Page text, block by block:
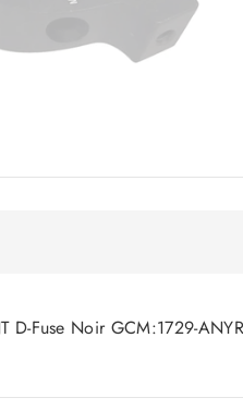
Partager
D-Fuse Noir GCM:1729-